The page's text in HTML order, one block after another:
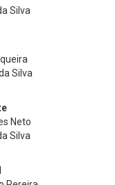
Silva
Silva
Neto
Silva